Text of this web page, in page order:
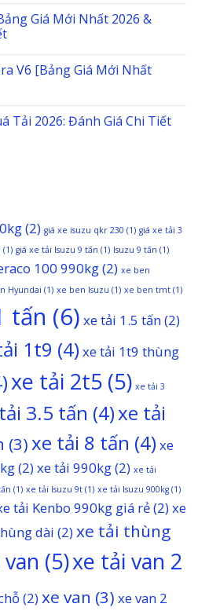
Giá Mới Nhất 2026 &
V6 [Bảng Giá Mới Nhất
Tải 2026: Đánh Giá Chi Tiết
(2) giá xe isuzu qkr 230 (1) giá xe tải 3
(1) giá xe tải Isuzu 9 tấn (1) Isuzu 9 tấn (1)
100 990kg(2) xe ben
Hyundai (1) xe ben Isuzu (1) xe ben tmt (1)
tấn (6) xe tải 1.5 tấn(2)
1t9 (4) xe tải 1t9 thùng
xe tải 2t5 (5) xe tải 3
3.5 tấn (4)xe tải
(3)xe tải 8 tấn (4) xe
(2) xe tải 990kg(2) xe tải
(1) xe tải Isuzu 9t (1) xe tải Isuzu 900kg (1)
tải Kenbo 990kg giá rẻ(2) xe
dài (2) xe tải thùng
(5)xe tải van 2
(2) xe van (3) xe van 2